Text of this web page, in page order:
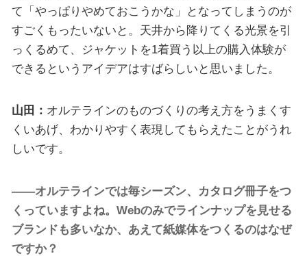
て「やっぱりやめておこうかな」となってしまうのが
すごくもったいないと。天井から降りてくる光景を引
っくるめて、ジャケットを1着買う以上の購入体験が
できるというアイデアはすばらしいと思いました。
山田： オルテラインのものづくりの考え方をうまくす
くいあげ、わかりやすく表現してもらえたことがうれ
しいです。
——オルテラインでは毎シーズン、カタログ冊子をつ
くっていますよね。Webのみでラインナップを見せる
ブランドも多いなか、あえて紙媒体をつくるのはなぜ
ですか？